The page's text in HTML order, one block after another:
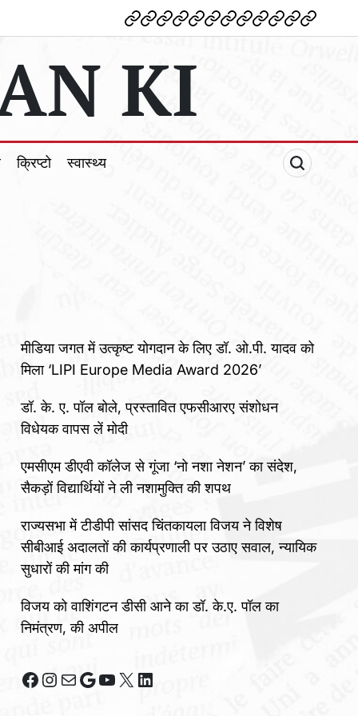
देश विदेशपोलटिकल
मनोरंजन
शिक्षाटेक्नोलॉजी
व्यापारक्राइम
धर्म खेलक्रिप्टोस्वास्थ्य
KI
क्रिप्टो स्वास्थ्य
मीडिया जगत में उत्कृष्ट योगदान के लिए डॉ. ओ.पी. यादव को
मिला ‘LIPI Europe Media Award 2026’
डॉ. के. ए. पॉल बोले, प्रस्तावित एफसीआरए संशोधन
विधेयक वापस लें मोदी
एमसीएम डीएवी कॉलेज से गूंजा ‘नो नशा नेशन’ का संदेश,
सैकड़ों विद्यार्थियों ने ली नशामुक्ति की शपथ
राज्यसभा में टीडीपी सांसद चिंतकायला विजय ने विशेष
सीबीआई अदालतों की कार्यप्रणाली पर उठाए सवाल, न्यायिक
सुधारों की मांग की
विजय को वाशिंगटन डीसी आने का डॉ. के.ए. पॉल का
निमंत्रण, की अपील
Facebook
Instagram
MailGoogle
YouTube
X LinkedIn